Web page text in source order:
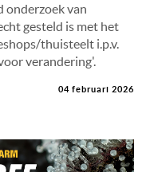
onderzoek van
gesteld is met het
thuisteelt i.p.v.
verandering'.
04 februari 2026